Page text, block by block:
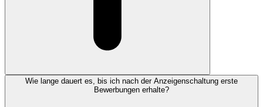
Wie lange dauert es, bis ich nach der Anzeigenschaltung erste
Bewerbungen erhalte?